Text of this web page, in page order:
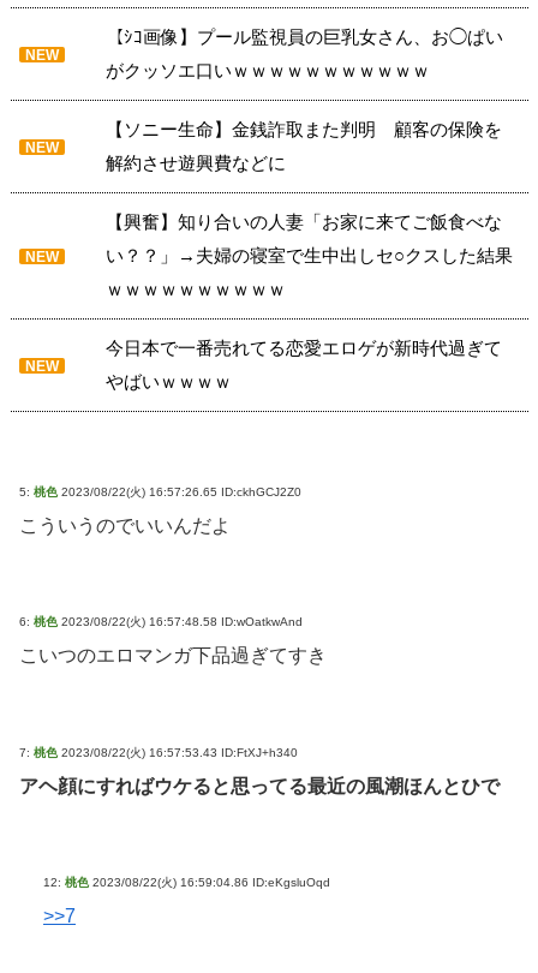
NEW
【ｼｺ画像】プール監視員の巨乳女さん、お◯ぱい
がクッソエ口いｗｗｗｗｗｗｗｗｗｗｗ
NEW
【ソニー生命】金銭詐取また判明 顧客の保険を
解約させ遊興費などに
NEW
【興奮】知り合いの人妻「お家に来てご飯食べな
い？？」→夫婦の寝室で生中出しセ○クスした結果
ｗｗｗｗｗｗｗｗｗｗ
NEW
今日本で一番売れてる恋愛エロゲが新時代過ぎて
やばいｗｗｗｗ
5: 桃色 2023/08/22(火) 16:57:26.65 ID:ckhGCJ2Z0
こういうのでいいんだよ
6: 桃色 2023/08/22(火) 16:57:48.58 ID:wOatkwAnd
こいつのエロマンガ下品過ぎてすき
7: 桃色 2023/08/22(火) 16:57:53.43 ID:FtXJ+h340
アヘ顔にすればウケると思ってる最近の風潮ほんとひで
12: 桃色 2023/08/22(火) 16:59:04.86 ID:eKgsluOqd
>>7